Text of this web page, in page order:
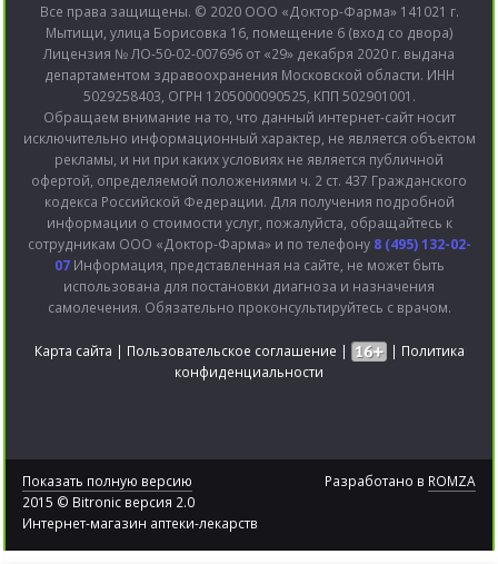
Все права защищены. © 2020 ООО «Доктор-Фарма» 141021 г.
Мытищи, улица Борисовка 16, помещение 6 (вход со двора)
Лицензия № ЛО-50-02-007696 от «29» декабря 2020 г. выдана
департаментом здравоохранения Московской области. ИНН
5029258403, ОГРН 1205000090525, КПП 502901001.
Обращаем внимание на то, что данный интернет-сайт носит
исключительно информационный характер, не является объектом
рекламы, и ни при каких условиях не является публичной
офертой, определяемой положениями ч. 2 ст. 437 Гражданского
кодекса Российской Федерации. Для получения подробной
информации о стоимости услуг, пожалуйста, обращайтесь к
сотрудникам ООО «Доктор-Фарма» и по телефону 8 (495) 132-02-
07Информация, представленная на сайте, не может быть
использована для постановки диагноза и назначения
самолечения. Обязательно проконсультируйтесь с врачом.
Карта сайта | Пользовательское соглашение | | Политика
конфиденциальности
Показать полную версию
2015 © Bitronic версия 2.0
Интернет-магазин аптеки-лекарств
Разработано в ROMZA